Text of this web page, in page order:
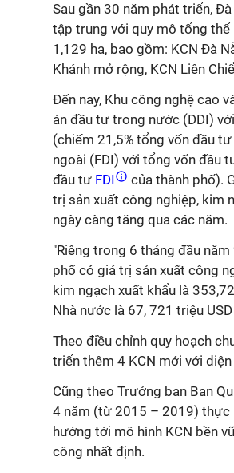
Sau gần 30 năm phát triển,
tập trung với quy mô tổng thể
1,129 ha, bao gồm: KCN Đà
Khánh mở rộng, KCN Liên
Đến nay, Khu công nghệ cao
án đầu tư trong nước (DDI)
(chiếm 21,5% tổng vốn đầu
ngoài (FDI) với tổng vốn đầu
đầu tư FDI của thành phố).
trị sản xuất công nghiệp, kim
ngày càng tăng qua các năm.
"Riêng trong 6 tháng đầu
phố có giá trị sản xuất công
kim ngạch xuất khẩu là
Nhà nước là 67, 721 triệu
Theo điều chỉnh quy hoạch
triển thêm 4 KCN mới với
Cũng theo Trưởng ban Ban
4 năm (từ 2015 – 2019) thực
hướng tới mô hình KCN bền
công nhất định.